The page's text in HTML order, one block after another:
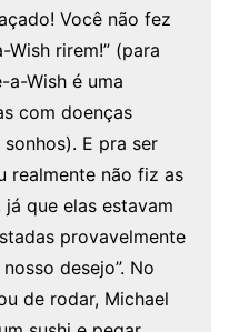
Você não fez
rirem!” (para
a-Wish é uma
com doenças
E pra ser
realmente não fiz as
que elas estavam
provavelmente
desejo”. No
de rodar, Michael